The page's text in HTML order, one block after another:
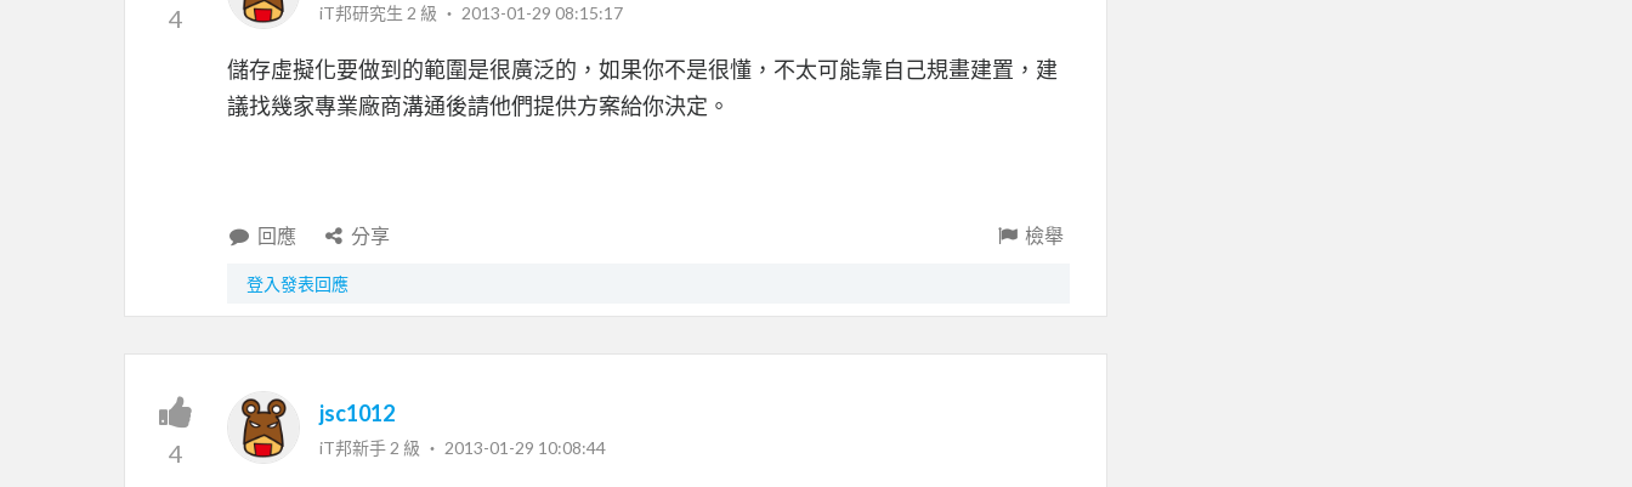
4 iT邦研究生 2 級 ‧ 2013-01-29 08:15:17
儲存虛擬化要做到的範圍是很廣泛的，如果你不是很懂，不太可能靠自己規畫建置，建
議找幾家專業廠商溝通後請他們提供方案給你決定。
回應 分享 檢舉
登入發表回應
4
jsc1012
iT邦新手 2 級 ‧ 2013-01-29 10:08:44